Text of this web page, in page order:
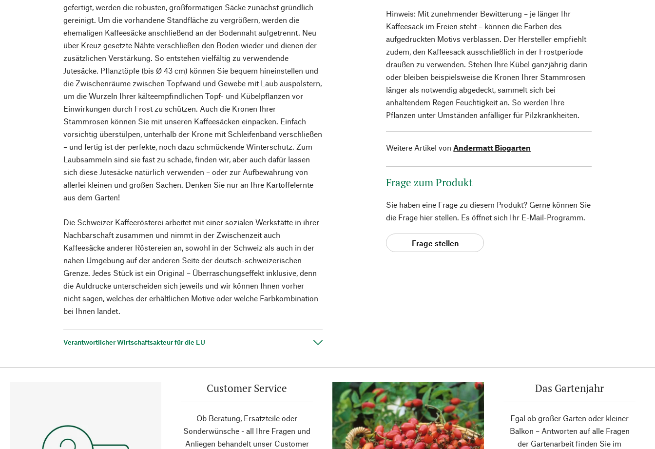
gefertigt, werden die robusten, großformatigen Säcke zunächst gründlich
gereinigt. Um die vorhandene Standfläche zu vergrößern, werden die
ehemaligen Kaffeesäcke anschließend an der Bodennaht aufgetrennt. Neu
über Kreuz gesetzte Nähte verschließen den Boden wieder und dienen der
zusätzlichen Verstärkung. So entstehen vielfältig zu verwendende
Jutesäcke. Pflanztöpfe (bis Ø 43 cm) können Sie bequem hineinstellen und
die Zwischenräume zwischen Topfwand und Gewebe mit Laub auspolstern,
um die Wurzeln Ihrer kälteempfindlichen Topf- und Kübelpflanzen vor
Einwirkungen durch Frost zu schützen. Auch die Kronen Ihrer
Stammrosen können Sie mit unseren Kaffeesäcken einpacken. Einfach
vorsichtig überstülpen, unterhalb der Krone mit Schleifenband verschließen
– und fertig ist der perfekte, noch dazu schmückende Winterschutz. Zum
Laubsammeln sind sie fast zu schade, finden wir, aber auch dafür lassen
sich diese Jutesäcke natürlich verwenden – oder zur Aufbewahrung von
allerlei kleinen und großen Sachen. Denken Sie nur an Ihre Kartoffelernte
aus dem Garten!
Die Schweizer Kaffeerösterei arbeitet mit einer sozialen Werkstätte in ihrer
Nachbarschaft zusammen und nimmt in der Zwischenzeit auch
Kaffeesäcke anderer Röstereien an, sowohl in der Schweiz als auch in der
nahen Umgebung auf der anderen Seite der deutsch-schweizerischen
Grenze. Jedes Stück ist ein Original – Überraschungseffekt inklusive, denn
die Aufdrucke unterscheiden sich jeweils und wir können Ihnen vorher
nicht sagen, welches der erhältlichen Motive oder welche Farbkombination
bei Ihnen landet.
Verantwortlicher Wirtschaftsakteur für die EU
Hinweis: Mit zunehmender Bewitterung – je länger Ihr
Kaffeesack im Freien steht – können die Farben des
aufgedruckten Motivs verblassen. Der Hersteller empfiehlt
zudem, den Kaffeesack ausschließlich in der Frostperiode
draußen zu verwenden. Stehen Ihre Kübel ganzjährig darin
oder bleiben beispielsweise die Kronen Ihrer Stammrosen
länger als notwendig abgedeckt, sammelt sich bei
anhaltendem Regen Feuchtigkeit an. So werden Ihre
Pflanzen unter Umständen anfälliger für Pilzkrankheiten.
Weitere Artikel von Andermatt Biogarten
Frage zum Produkt
Sie haben eine Frage zu diesem Produkt? Gerne können Sie
die Frage hier stellen. Es öffnet sich Ihr E-Mail-Programm.
Frage stellen
Customer Service
Ob Beratung, Ersatzteile oder
Sonderwünsche - all Ihre Fragen und
Anliegen behandelt unser Customer
Das Gartenjahr
Egal ob großer Garten oder kleiner
Balkon – Antworten auf alle Fragen
der Gartenarbeit finden Sie im